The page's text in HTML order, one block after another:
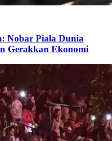
Nobar Piala Dunia
Gerakkan Ekonomi